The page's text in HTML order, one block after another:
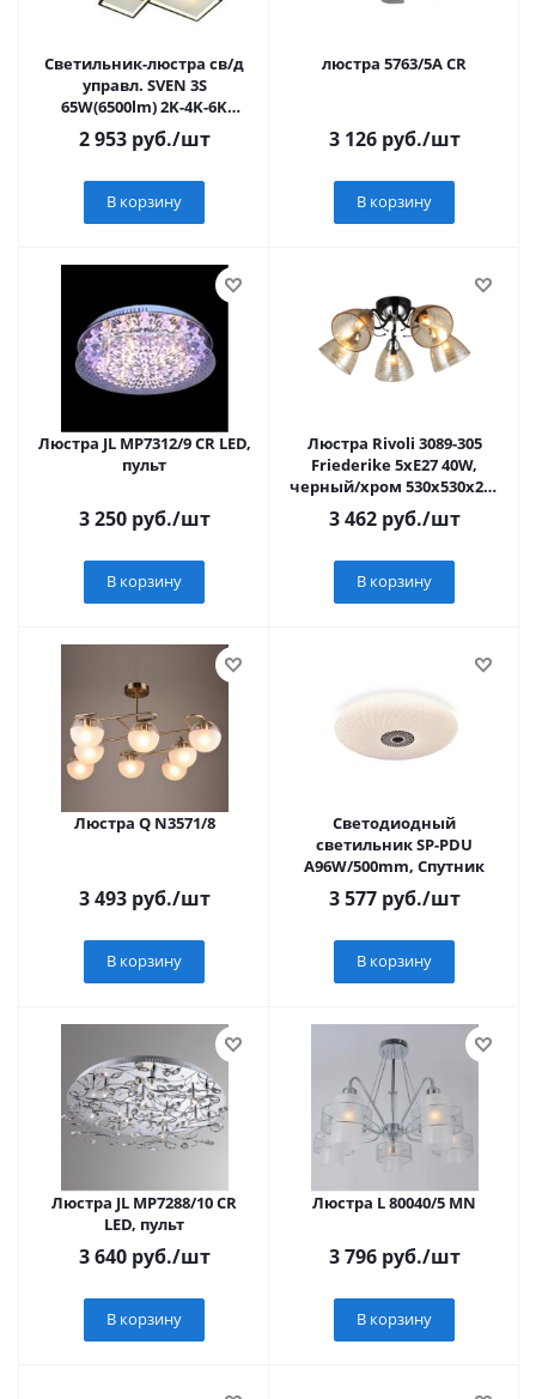
Светильник-люстра св/д
управл. SVEN 3S
65W(6500lm) 2K-4K-6K
500x360x80 белый/черн
пульт ДУ IP20Estar
2 953руб./шт
В корзину
люстра 5763/5A CR
3 126руб./шт
В корзину
Люстра JL MP7312/9 CR LED,
пульт
3 250руб./шт
В корзину
Люстра Rivoli 3089-305
Friederike 5хE27 40W,
черный/хром 530х530х210
6441
3 462руб./шт
В корзину
Люстра Q N3571/8
3 493руб./шт
В корзину
Светодиодный
светильник SP-PDU
A96W/500mm, Спутник
3 577руб./шт
В корзину
Люстра JL MP7288/10 CR
LED, пульт
3 640руб./шт
В корзину
Люстра L 80040/5 MN
3 796руб./шт
В корзину